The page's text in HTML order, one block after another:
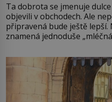
Ta dobrota se jmenuje
objevili v obchodech. Ale
připravená bude ještě lepší.
znamená jednoduše
pře hned několik
Francie, kde se traduje,